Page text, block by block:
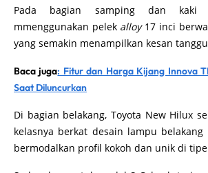
Pada bagian samping dan
mmenggunakan pelek alloy17 inci
yang semakin menampilkan kesan
Baca juga: Fitur dan Harga Kijang Innova
Saat Diluncurkan
Di bagian belakang, Toyota New Hilux
kelasnya berkat desain lampu
bermodalkan profil kokoh dan unik di tipe